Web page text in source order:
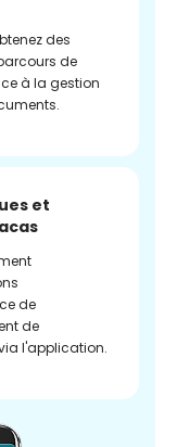
des
de
à la gestion
et
de
de
l'application.